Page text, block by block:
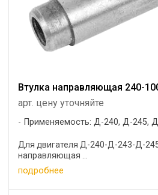
Втулка направляющая 240-
арт. цену уточняйте
Применяемость: Д-240, Д-245,
Для двигателя Д-240-Д-243-Д-
направляющая ...
подробнее